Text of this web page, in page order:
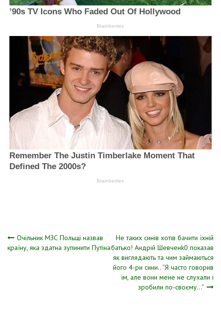
Навігація
Очільник МЗС Польщі назвав
країну, яка здатна зупинити Путіна
Не таких синів хотів бачити їхній
батько! Андрій Шевченk0 показав
як виглядають та чим займаються
його 4-ри сини.. “Я часто говорив
їм, але вони мене не слухали і
зробили по-своєму…”